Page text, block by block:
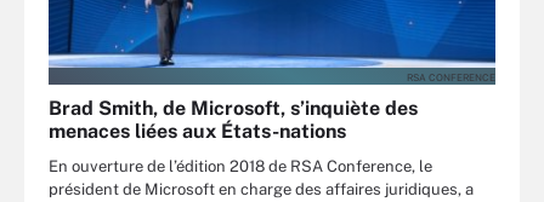
RSA CONFERENCE
Brad Smith, de Microsoft, s’inquiète des
menaces liées aux États-nations
En ouverture de l’édition 2018 de RSA Conference, le
président de Microsoft en charge des affaires juridiques, a